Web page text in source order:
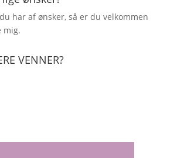
har af ønsker, så er du velkommen
mig.
VENNER?